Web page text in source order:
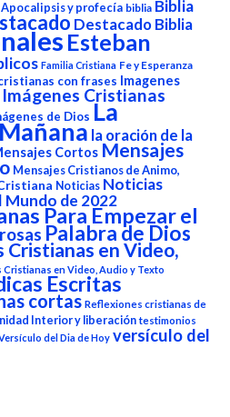
Apocalipsis y profecía biblia Biblia
Destacado Biblia
Esteban
Familia Cristiana Fe y Esperanza
con frases Imagenes
Imágenes Cristianas
de Dios La
la oración de la
Cortos Mensajes
Mensajes Cristianos de Animo,
Noticias Noticias
Mundo de 2022
Para Empezar el
Palabra de Dios
Cristianas en Video,
Cristianas en Video, Audio y Texto
Escritas
cortas Reflexiones cristianas de
Interior y liberación testimonios
del Dia de Hoy versículo del